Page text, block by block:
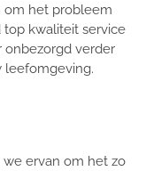
om het probleem
kwaliteit service
verder
leefomgeving.
ervan om het zo